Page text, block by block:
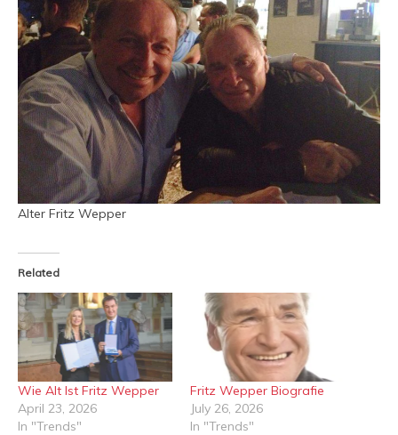
Alter Fritz Wepper
Related
Wie Alt Ist Fritz Wepper
April 23, 2026
In "Trends"
Fritz Wepper Biografie
July 26, 2026
In "Trends"